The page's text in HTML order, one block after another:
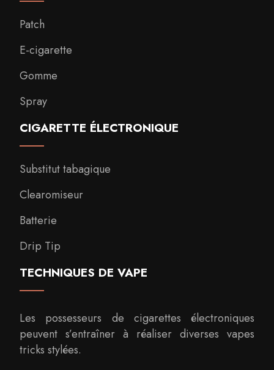
Patch
E-cigarette
Gomme
Spray
CIGARETTE ÉLECTRONIQUE
Substitut tabagique
Clearomiseur
Batterie
Drip Tip
TECHNIQUES DE VAPE
Les possesseurs de cigarettes électroniques
peuvent s’entraîner à réaliser diverses vapes
tricks stylées.